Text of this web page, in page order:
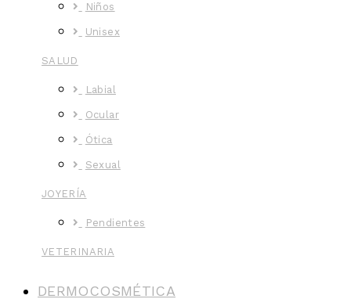
Niños
Unisex
SALUD
Labial
Ocular
Ótica
Sexual
JOYERÍA
Pendientes
VETERINARIA
DERMOCOSMÉTICA